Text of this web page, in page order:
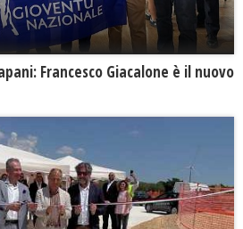
Francesco Giacalone è il nuovo